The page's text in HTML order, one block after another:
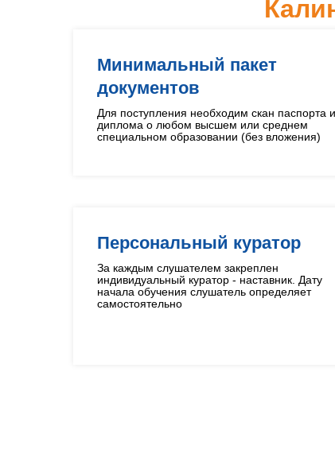
Минимальный пакет
документов
Для поступления необходим скан паспорта и
диплома о любом высшем или среднем
специальном образовании (без вложения)
Персональный куратор
За каждым слушателем закреплен
индивидуальный куратор - наставник. Дату
начала обучения слушатель определяет
самостоятельно